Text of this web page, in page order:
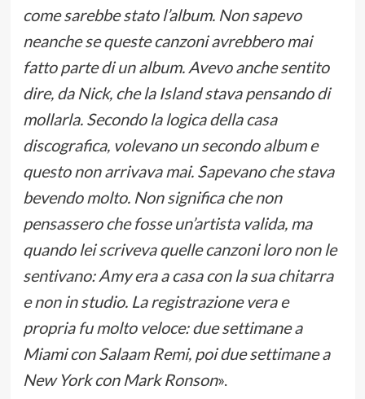
come sarebbe stato l’album. Non sapevo
neanche se queste canzoni avrebbero mai
fatto parte di un album. Avevo anche sentito
dire, da Nick, che la Island stava pensando di
mollarla. Secondo la logica della casa
discografica, volevano un secondo album e
questo non arrivava mai. Sapevano che stava
bevendo molto. Non significa che non
pensassero che fosse un’artista valida, ma
quando lei scriveva quelle canzoni loro non le
sentivano: Amy era a casa con la sua chitarra
e non in studio. La registrazione vera e
propria fu molto veloce: due settimane a
Miami con Salaam Remi, poi due settimane a
New York con Mark Ronson».